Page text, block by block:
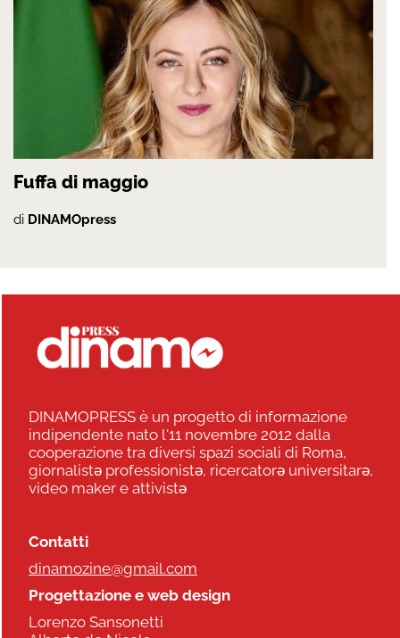
Fuffa di maggio
di DINAMOpress
DINAMOPRESS è un progetto di informazione
indipendente nato l'11 novembre 2012 dalla
cooperazione tra diversi spazi sociali di Roma,
giornalistə professionistə, ricercatorə universitarə,
video maker e attivistə
Contatti
dinamozine@gmail.com
Progettazione e web design
Lorenzo Sansonetti